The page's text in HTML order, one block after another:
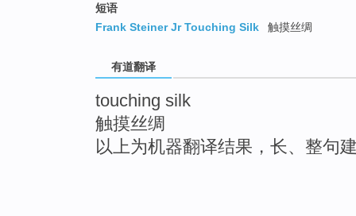
短语
Frank Steiner Jr Touching Silk
触摸丝绸
有道翻译
touching silk
触摸丝绸
以上为机器翻译结果，长、整句